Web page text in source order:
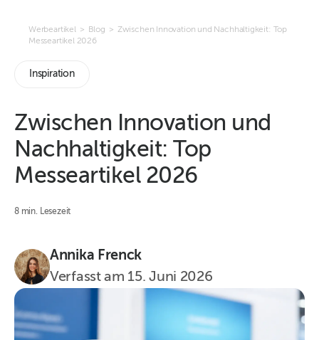
Werbeartikel > Blog > Zwischen Innovation und Nachhaltigkeit: Top
Messeartikel 2026
Inspiration
Zwischen Innovation und
Nachhaltigkeit: Top
Messeartikel 2026
8 min. Lesezeit
Annika Frenck
Verfasst am 15. Juni 2026